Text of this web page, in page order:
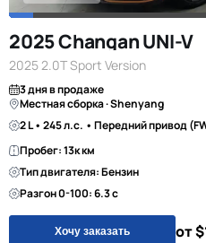
2025 Changan UNI-V
2025 2.0T Sport Version
3 дня в продаже
Местная сборка · Shenyang
2 L • 245 л.с. • Передний привод
Пробег: 13к км
Тип двигателя: Бензин
Разгон 0-100: 6.3 с
Хочу заказать от